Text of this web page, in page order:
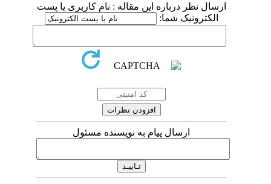
ارسال نظر درباره این مقاله : نام کاربری یا پست
الکترونیک شما:
ارسال پیام به نویسنده مسئول